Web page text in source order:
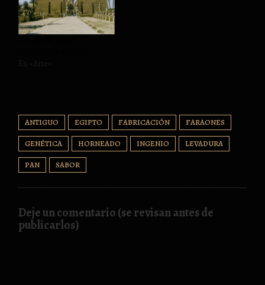
ANTIGUO EGIPTO FABRICACIÓN FARAONES
GENÉTICA HORNEADO INGENIO LEVADURA
PAN SABOR
Deje un comentario (se revisan antes de
publicarlos)